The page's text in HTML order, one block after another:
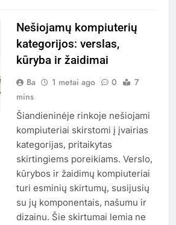
Nešiojamų kompiuterių
kategorijos: verslas,
kūryba ir žaidimai
Ba 1 metai ago 0
7
mins
Šiandieninėje rinkoje nešiojami
kompiuteriai skirstomi į įvairias
kategorijas, pritaikytas
skirtingiems poreikiams. Verslo,
kūrybos ir žaidimų kompiuteriai
turi esminių skirtumų, susijusių
su jų komponentais, našumu ir
dizainu. Šie skirtumai lemia ne